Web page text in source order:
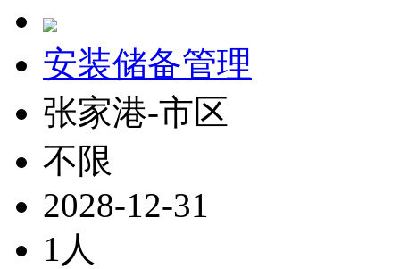
安装储备管理
张家港-市区
不限
2028-12-31
1人